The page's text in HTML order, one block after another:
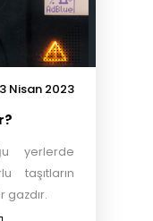
Nisan 2023
yerlerde
taşıtların
gazdır.